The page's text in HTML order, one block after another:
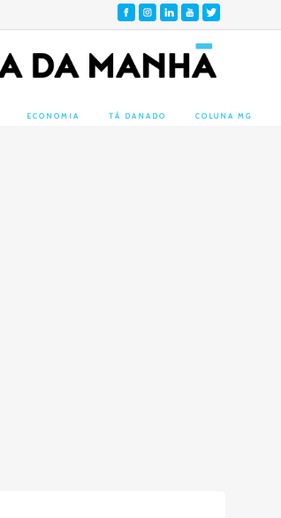
ECONOMIA TÁ DANADO COLUNA MG